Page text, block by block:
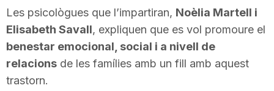
o
n
Les psicològues que l’impartiran, Noèlia Martell i
Elisabeth Savall, expliquen que es vol promoure el
benestar emocional, social i a nivell de
relacions de les famílies amb un fill amb aquest
trastorn.